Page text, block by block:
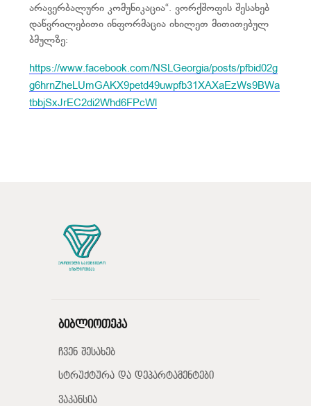
არავერბალური კომუნიკაცია“. ვორქშოფის შესახებ
დაწვრილებითი ინფორმაცია იხილეთ მითითებულ
ბმულზე:
https://www.facebook.com/NSLGeorgia/posts/pfbid02g
g6hrnZheLUmGAKX9petd49uwpfb31XAXaEzWs9BWa
tbbjSxJrEC2di2Whd6FPcWl
ბიბლიოთეკა
ჩვენ შესახებ
სტრუქტურა და დეპარტამენტები
ვაკანსია